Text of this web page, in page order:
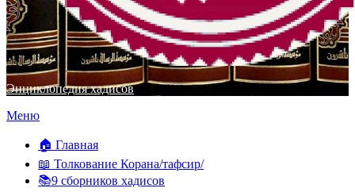
Энциклопедия хадисов
Перейти
содержимому
Меню
🏠 Главная
📖 Толкование Корана/тафсир/
📚9 сборников хадисов